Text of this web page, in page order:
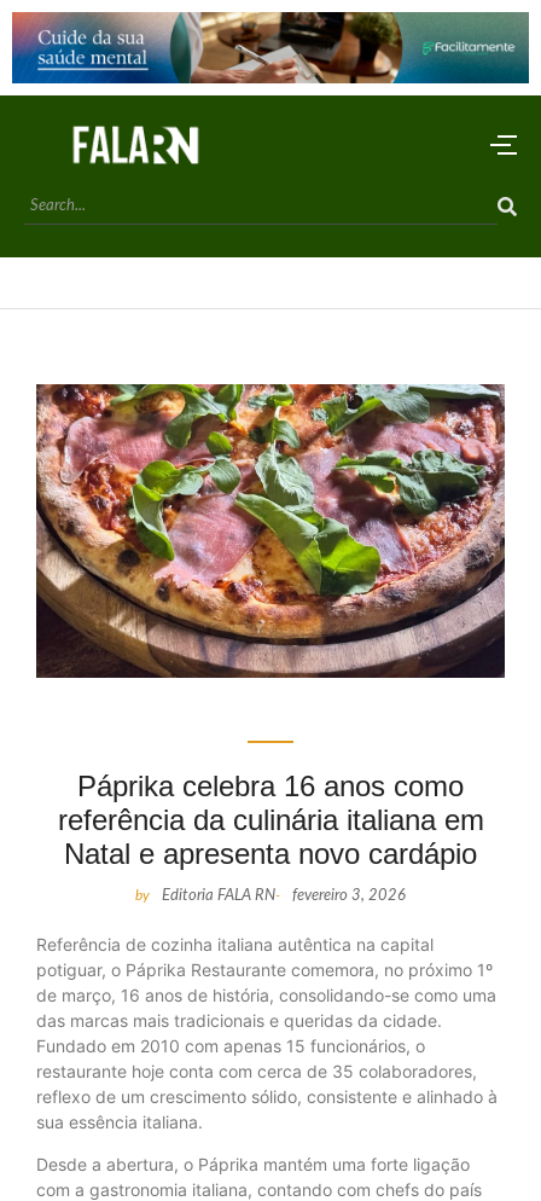
Páprika celebra 16 anos como
referência da culinária italiana em
Natal e apresenta novo cardápio
by Editoria FALA RN- fevereiro 3, 2026
Referência de cozinha italiana autêntica na capital
potiguar, o Páprika Restaurante comemora, no próximo 1º
de março, 16 anos de história, consolidando-se como uma
das marcas mais tradicionais e queridas da cidade.
Fundado em 2010 com apenas 15 funcionários, o
restaurante hoje conta com cerca de 35 colaboradores,
reflexo de um crescimento sólido, consistente e alinhado à
sua essência italiana.
Desde a abertura, o Páprika mantém uma forte ligação
com a gastronomia italiana, contando com chefs do país